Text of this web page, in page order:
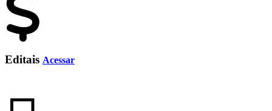
Editais Acessar